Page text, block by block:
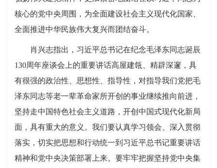
核心的党中央周围，为全面建设社会主义现代化国家、
全面推进中华民族伟大复兴而团结奋斗。
肖兴志指出，习近平总书记在纪念毛泽东同志诞辰
130周年座谈会上的重要讲话高屋建瓴、精辟深邃，具
有很强的政治性、思想性、指导性，对指导我们党把毛
泽东同志等老一辈革命家所开创的事业继续推向前进，
坚持走中国特色社会主义道路，开创中国式现代化新局
面，具有重大的意义。我们要认真学习领会、深入贯彻
落实，切实把思想和行动统一到习近平总书记重要讲话
精神和党中央决策部署上来。要牢牢把握坚持党中央集